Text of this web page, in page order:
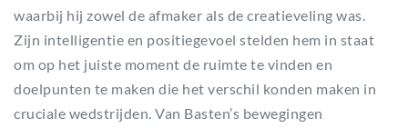
waarbij hij zowel de afmaker als de creatieveling was.
Zijn intelligentie en positiegevoel stelden hem in staat
om op het juiste moment de ruimte te vinden en
doelpunten te maken die het verschil konden maken in
cruciale wedstrijden. Van Basten’s bewegingen